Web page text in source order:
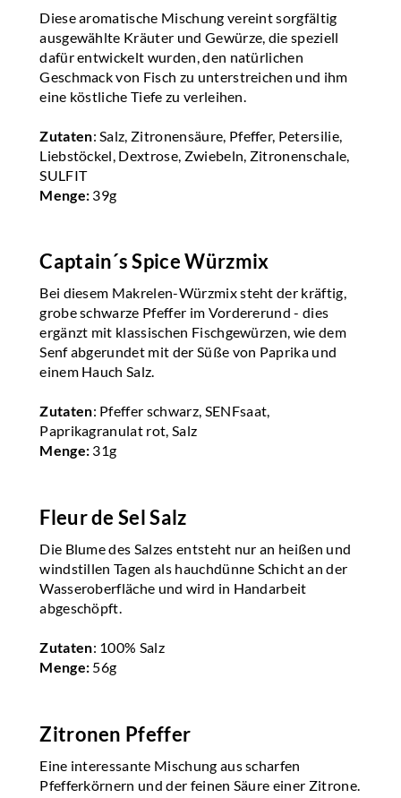
Diese aromatische Mischung vereint sorgfältig
ausgewählte Kräuter und Gewürze, die speziell
dafür entwickelt wurden, den natürlichen
Geschmack von Fisch zu unterstreichen und ihm
eine köstliche Tiefe zu verleihen.
Zutaten: Salz, Zitronensäure, Pfeffer, Petersilie,
Liebstöckel, Dextrose, Zwiebeln, Zitronenschale,
SULFIT
Menge: 39g
Captain´s Spice Würzmix
Bei diesem Makrelen-Würzmix steht der kräftig,
grobe schwarze Pfeffer im Vordererund - dies
ergänzt mit klassischen Fischgewürzen, wie dem
Senf abgerundet mit der Süße von Paprika und
einem Hauch Salz.
Zutaten: Pfeffer schwarz, SENFsaat,
Paprikagranulat rot, Salz
Menge: 31g
Fleur de Sel Salz
Die Blume des Salzes entsteht nur an heißen und
windstillen Tagen als hauchdünne Schicht an der
Wasseroberfläche und wird in Handarbeit
abgeschöpft.
Zutaten: 100% Salz
Menge: 56g
Zitronen Pfeffer
Eine interessante Mischung aus scharfen
Pfefferkörnern und der feinen Säure einer Zitrone.